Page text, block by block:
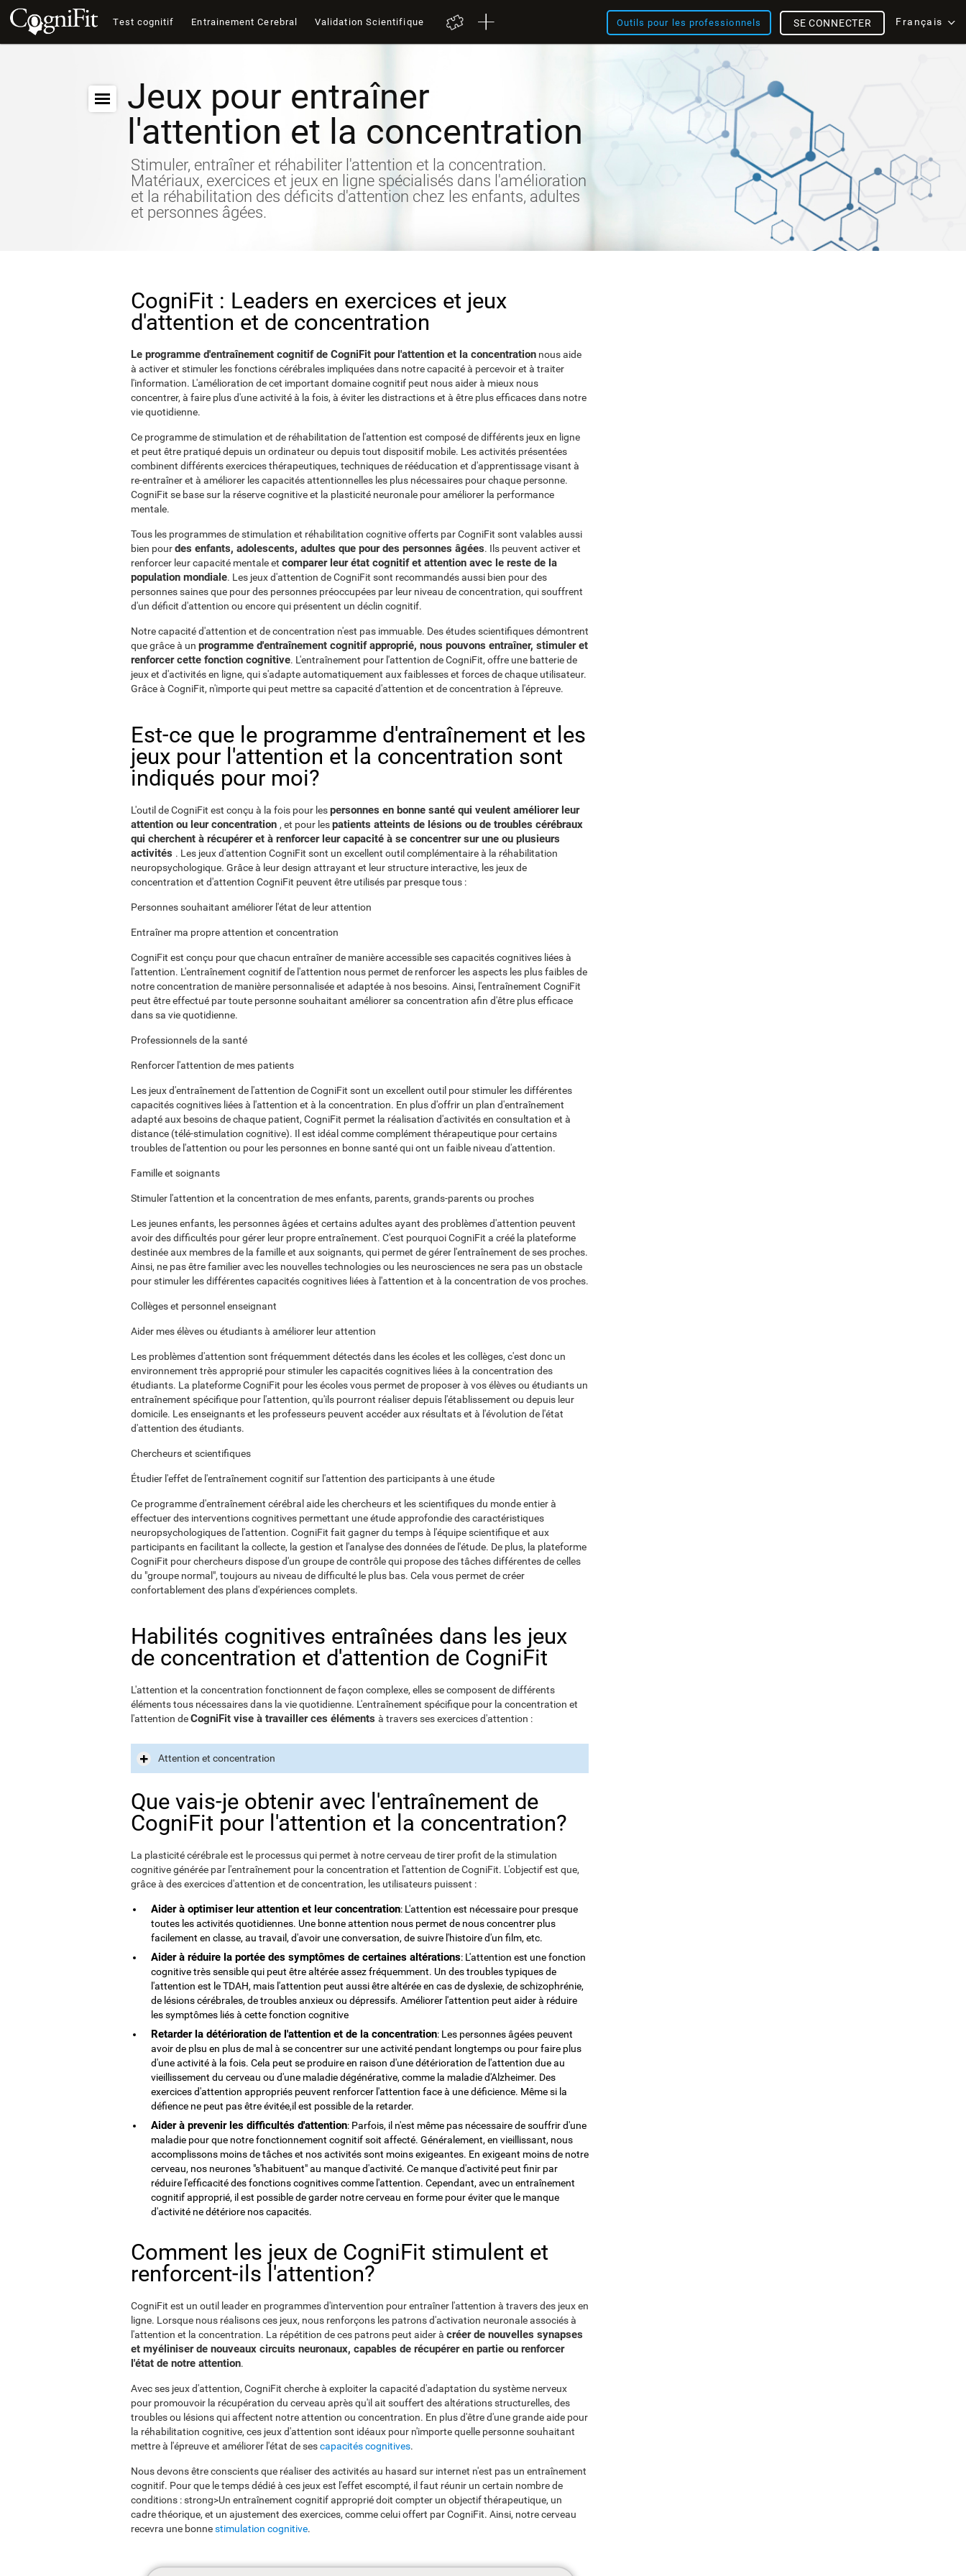
Test cognitif Entrainement Cerebral Validation Scientifique Outils pour les professionnels Français
SE CONNECTER
Jeux pour entraîner
l'attention et la concentration
Stimuler, entraîner et réhabiliter l'attention et la concentration.
Matériaux, exercices et jeux en ligne spécialisés dans l'amélioration
et la réhabilitation des déficits d'attention chez les enfants, adultes
et personnes âgées.
CogniFit : Leaders en exercices et jeux
d'attention et de concentration
Le programme d'entraînement cognitif de CogniFit pour l'attention et la concentration nous aide
à activer et stimuler les fonctions cérébrales impliquées dans notre capacité à percevoir et à traiter
l'information. L'amélioration de cet important domaine cognitif peut nous aider à mieux nous
concentrer, à faire plus d'une activité à la fois, à éviter les distractions et à être plus efficaces dans notre
vie quotidienne.
Ce programme de stimulation et de réhabilitation de l'attention est composé de différents jeux en ligne
et peut être pratiqué depuis un ordinateur ou depuis tout dispositif mobile. Les activités présentées
combinent différents exercices thérapeutiques, techniques de rééducation et d'apprentissage visant à
re-entraîner et à améliorer les capacités attentionnelles les plus nécessaires pour chaque personne.
CogniFit se base sur la réserve cognitive et la plasticité neuronale pour améliorer la performance
mentale.
Tous les programmes de stimulation et réhabilitation cognitive offerts par CogniFit sont valables aussi
bien pourdes enfants, adolescents, adultes que pour des personnes âgées. Ils peuvent activer et
renforcer leur capacité mentale et comparer leur état cognitif et attention avec le reste de la
population mondiale. Les jeux d'attention de CogniFit sont recommandés aussi bien pour des
personnes saines que pour des personnes préoccupées par leur niveau de concentration, qui souffrent
d'un déficit d'attention ou encore qui présentent un déclin cognitif.
Notre capacité d'attention et de concentration n'est pas immuable. Des études scientifiques démontrent
que grâce à un programme d'entraînement cognitif approprié, nous pouvons entraîner, stimuler et
renforcer cette fonction cognitive. L'entraînement pour l'attention de CogniFit, offre une batterie de
jeux et d'activités en ligne, qui s'adapte automatiquement aux faiblesses et forces de chaque utilisateur.
Grâce à CogniFit, n'importe qui peut mettre sa capacité d'attention et de concentration à l'épreuve.
Est-ce que le programme d'entraînement et les
jeux pour l'attention et la concentration sont
indiqués pour moi?
L'outil de CogniFit est conçu à la fois pour lespersonnes en bonne santé qui veulent améliorer leur
attention ou leur concentration , et pour lespatients atteints de lésions ou de troubles cérébraux
qui cherchent à récupérer et à renforcer leur capacité à se concentrer sur une ou plusieurs
activités . Les jeux d'attention CogniFit sont un excellent outil complémentaire à la réhabilitation
neuropsychologique. Grâce à leur design attrayant et leur structure interactive, les jeux de
concentration et d'attention CogniFit peuvent être utilisés par presque tous :
Personnes souhaitant améliorer l'état de leur attention
Entraîner ma propre attention et concentration
CogniFit est conçu pour que chacun entraîner de manière accessible ses capacités cognitives liées à
l'attention. L'entraînement cognitif de l'attention nous permet de renforcer les aspects les plus faibles de
notre concentration de manière personnalisée et adaptée à nos besoins. Ainsi, l'entraînement CogniFit
peut être effectué par toute personne souhaitant améliorer sa concentration afin d'être plus efficace
dans sa vie quotidienne.
Professionnels de la santé
Renforcer l'attention de mes patients
Les jeux d'entraînement de l'attention de CogniFit sont un excellent outil pour stimuler les différentes
capacités cognitives liées à l'attention et à la concentration. En plus d'offrir un plan d'entraînement
adapté aux besoins de chaque patient, CogniFit permet la réalisation d'activités en consultation et à
distance (télé-stimulation cognitive). Il est idéal comme complément thérapeutique pour certains
troubles de l'attention ou pour les personnes en bonne santé qui ont un faible niveau d'attention.
Famille et soignants
Stimuler l'attention et la concentration de mes enfants, parents, grands-parents ou proches
Les jeunes enfants, les personnes âgées et certains adultes ayant des problèmes d'attention peuvent
avoir des difficultés pour gérer leur propre entraînement. C'est pourquoi CogniFit a créé la plateforme
destinée aux membres de la famille et aux soignants, qui permet de gérer l'entraînement de ses proches.
Ainsi, ne pas être familier avec les nouvelles technologies ou les neurosciences ne sera pas un obstacle
pour stimuler les différentes capacités cognitives liées à l'attention et à la concentration de vos proches.
Collèges et personnel enseignant
Aider mes élèves ou étudiants à améliorer leur attention
Les problèmes d'attention sont fréquemment détectés dans les écoles et les collèges, c'est donc un
environnement très approprié pour stimuler les capacités cognitives liées à la concentration des
étudiants. La plateforme CogniFit pour les écoles vous permet de proposer à vos élèves ou étudiants un
entraînement spécifique pour l'attention, qu'ils pourront réaliser depuis l'établissement ou depuis leur
domicile. Les enseignants et les professeurs peuvent accéder aux résultats et à l'évolution de l'état
d'attention des étudiants.
Chercheurs et scientifiques
Étudier l'effet de l'entraînement cognitif sur l'attention des participants à une étude
Ce programme d'entraînement cérébral aide les chercheurs et les scientifiques du monde entier à
effectuer des interventions cognitives permettant une étude approfondie des caractéristiques
neuropsychologiques de l'attention. CogniFit fait gagner du temps à l'équipe scientifique et aux
participants en facilitant la collecte, la gestion et l'analyse des données de l'étude. De plus, la plateforme
CogniFit pour chercheurs dispose d'un groupe de contrôle qui propose des tâches différentes de celles
du "groupe normal", toujours au niveau de difficulté le plus bas. Cela vous permet de créer
confortablement des plans d'expériences complets.
Habilités cognitives entraînées dans les jeux
de concentration et d'attention de CogniFit
L'attention et la concentration fonctionnent de façon complexe, elles se composent de différents
éléments tous nécessaires dans la vie quotidienne. L'entraînement spécifique pour la concentration et
l'attention deCogniFit vise à travailler ces éléments à travers ses exercices d'attention :
Attention et concentration
Que vais-je obtenir avec l'entraînement de
CogniFit pour l'attention et la concentration?
La plasticité cérébrale est le processus qui permet à notre cerveau de tirer profit de la stimulation
cognitive générée par l'entraînement pour la concentration et l'attention de CogniFit. L'objectif est que,
grâce à des exercices d'attention et de concentration, les utilisateurs puissent :
Aider à optimiser leur attention et leur concentration: L'attention est nécessaire pour presque
toutes les activités quotidiennes. Une bonne attention nous permet de nous concentrer plus
facilement en classe, au travail, d'avoir une conversation, de suivre l'histoire d'un film, etc.
Aider à réduire la portée des symptômes de certaines altérations: L'attention est une fonction
cognitive très sensible qui peut être altérée assez fréquemment. Un des troubles typiques de
l'attention est le TDAH, mais l'attention peut aussi être altérée en cas de dyslexie, de schizophrénie,
de lésions cérébrales, de troubles anxieux ou dépressifs. Améliorer l'attention peut aider à réduire
les symptômes liés à cette fonction cognitive
Retarder la détérioration de l'attention et de la concentration: Les personnes âgées peuvent
avoir de plsu en plus de mal à se concentrer sur une activité pendant longtemps ou pour faire plus
d'une activité à la fois. Cela peut se produire en raison d'une détérioration de l'attention due au
vieillissement du cerveau ou d'une maladie dégénérative, comme la maladie d'Alzheimer. Des
exercices d'attention appropriés peuvent renforcer l'attention face à une déficience. Même si la
défience ne peut pas être évitée,il est possible de la retarder.
Aider à prevenir les difficultés d'attention: Parfois, il n'est même pas nécessaire de souffrir d'une
maladie pour que notre fonctionnement cognitif soit affecté. Généralement, en vieillissant, nous
accomplissons moins de tâches et nos activités sont moins exigeantes. En exigeant moins de notre
cerveau, nos neurones "s'habituent" au manque d'activité. Ce manque d'activité peut finir par
réduire l'efficacité des fonctions cognitives comme l'attention. Cependant, avec un entraînement
cognitif approprié, il est possible de garder notre cerveau en forme pour éviter que le manque
d'activité ne détériore nos capacités.
Comment les jeux de CogniFit stimulent et
renforcent-ils l'attention?
CogniFit est un outil leader en programmes d'intervention pour entraîner l'attention à travers des jeux en
ligne. Lorsque nous réalisons ces jeux, nous renforçons les patrons d'activation neuronale associés à
l'attention et la concentration. La répétition de ces patrons peut aider à créer de nouvelles synapses
et myéliniser de nouveaux circuits neuronaux, capables de récupérer en partie ou renforcer
l'état de notre attention.
Avec ses jeux d'attention, CogniFit cherche à exploiter la capacité d'adaptation du système nerveux
pour promouvoir la récupération du cerveau après qu'il ait souffert des altérations structurelles, des
troubles ou lésions qui affectent notre attention ou concentration. En plus d'être d'une grande aide pour
la réhabilitation cognitive, ces jeux d'attention sont idéaux pour n'importe quelle personne souhaitant
mettre à l'épreuve et améliorer l'état de sescapacités cognitives.
Nous devons être conscients que réaliser des activités au hasard sur internet n'est pas un entraînement
cognitif. Pour que le temps dédié à ces jeux est l'effet escompté, il faut réunir un certain nombre de
conditions : strong>Un entraînement cognitif approprié doit compter un objectif thérapeutique, un
cadre théorique, et un ajustement des exercices, comme celui offert par CogniFit. Ainsi, notre cerveau
recevra une bonnestimulation cognitive.